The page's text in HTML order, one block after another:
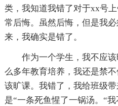
类，我知道我错了对于xx号
常后悔。虽然后悔，但是我
来，我确实是错了。
作为一个学生，我不应
么多年教育培养，我还是禁
该旷课。我错了，我给班级
是“一条死鱼惺了一锅汤。“我